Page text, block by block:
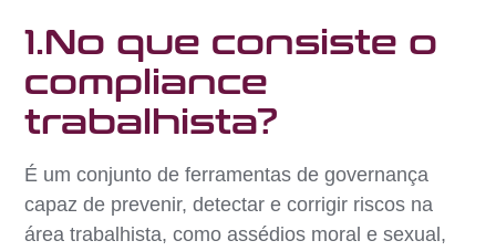
1.No que consiste o
compliance
trabalhista?
É um conjunto de ferramentas de governança
capaz de prevenir, detectar e corrigir riscos na
área trabalhista, como assédios moral e sexual,